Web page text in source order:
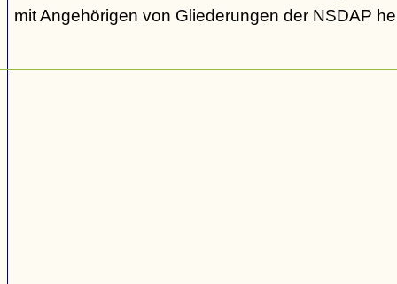
mit Angehörigen von Gliederungen der NSDAP